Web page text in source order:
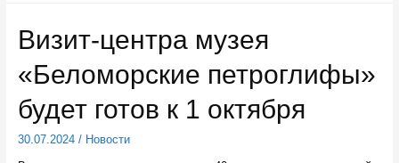
собственности
Карелии,
находятся
под
контролем
Визит-центра музея
«Беломорские петроглифы»
будет готов к 1 октября
30.07.2024/ Новости